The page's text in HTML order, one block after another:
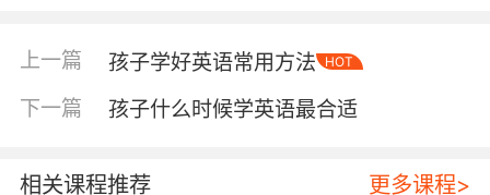
的核心是“可理解性输入”——让孩子在理解意义
的基础上接触英语。当你指着苹果说“apple”，孩
子看到实物、听到发音，两者便在大脑中建立了
联结。 有些家长会问：是否越早开始系统学习越
而可能扼杀兴趣。语言学习本质是沟通工具，核
上一篇 孩子学好英语常用方法 HOT
下一篇 孩子什么时候学英语最合适
相关课程推荐 更多课程>